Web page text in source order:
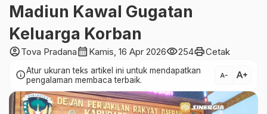
Madiun Kawal Gugatan
Keluarga Korban
account_circleTova Pradanacalendar_month Kamis, 16 Apr 2026visibility254printCetak
infoAtur ukuran teks artikel ini untuk mendapatkan
pengalaman membaca terbaik.
text_decrease text_increase